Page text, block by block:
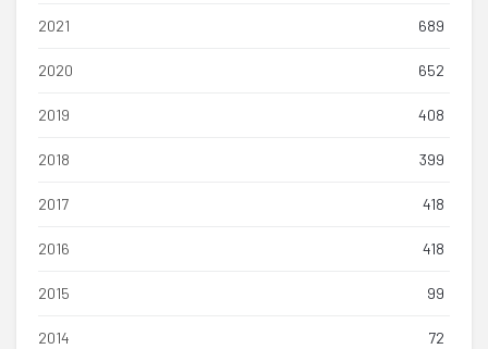
2021 689
2020 652
2019 408
2018 399
2017 418
2016 418
2015 99
2014 72